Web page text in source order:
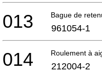
Bague de
013 961054-1
Roulement à
014 212004-2